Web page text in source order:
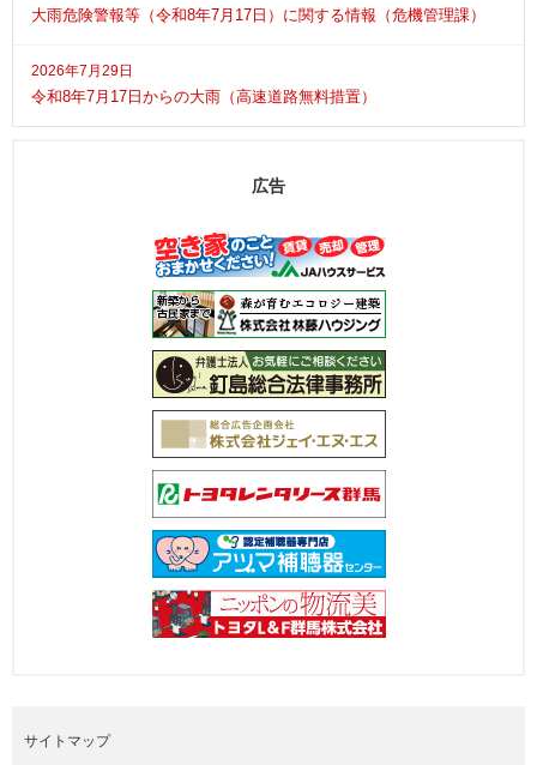
大雨危険警報等（令和8年7月17日）に関する情報（危機管理課）
2026年7月29日
令和8年7月17日からの大雨（高速道路無料措置）
広告
サイトマップ